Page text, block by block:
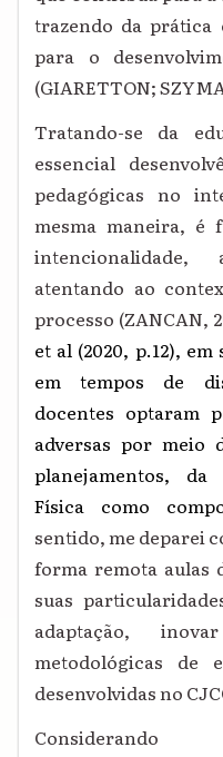
trazendo da prática
para o
(GIARETTON;
Tratando-se da
essencial
pedagógicas no
mesma maneira, é
intencionalidade,
atentando ao
processo (ZANCAN,
et al (2020, p.12),
em tempos de
docentes optaram
adversas por meio
planejamentos, da
Física como
sentido, me deparei
forma remota aulas
suas
adaptação,
metodológicas de
desenvolvidas no